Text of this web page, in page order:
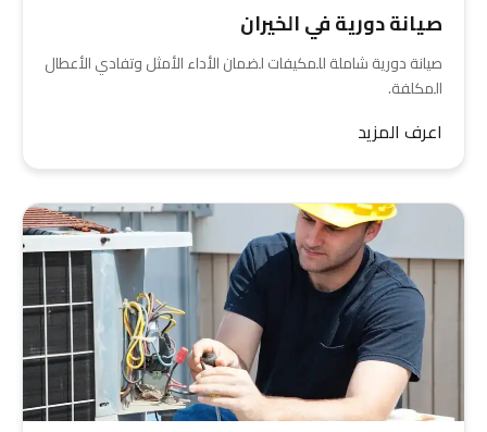
صيانة دورية في الخيران
صيانة دورية شاملة للمكيفات لضمان الأداء الأمثل وتفادي الأعطال
المكلفة.
اعرف المزيد